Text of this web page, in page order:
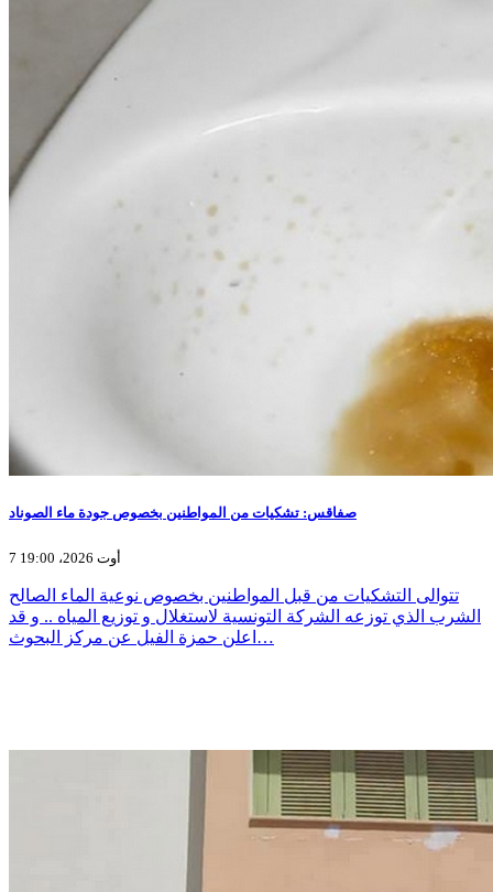
صفاقس: تشكيات من المواطنين بخصوص جودة ماء الصوناد
7 أوت 2026، 19:00
تتوالى التشكيات من قبل المواطنين بخصوص نوعية الماء الصالح
الشرب الذي توزعه الشركة التونسية لاستغلال و توزيع المياه .. و قد
اعلن حمزة الفيل عن مركز البحوث…